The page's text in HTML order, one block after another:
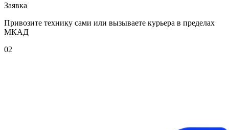
Заявка
Привозите технику сами или вызываете курьера в пределах
МКАД
02